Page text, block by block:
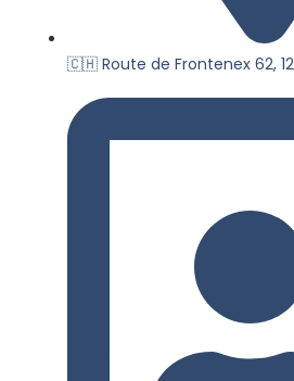
🇨🇭 Route de Frontenex 62,